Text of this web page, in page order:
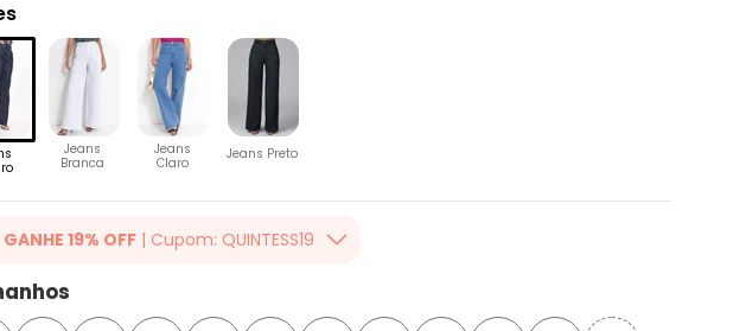
Jeans
Branca
Jeans
Claro
Jeans Preto
GANHE 19% OFF | Cupom: QUINTESS19
19% OFF Extra em qualquer valor, usando o
QUINTESS19. Válido para toda loja Quintess,
08/2026.